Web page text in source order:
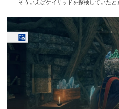
そういえばケイリッドを探検していた